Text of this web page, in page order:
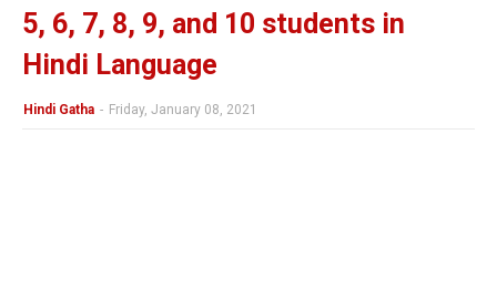
5, 6, 7, 8, 9, and 10 students in
Hindi Language
Hindi Gatha - Friday, January 08, 2021